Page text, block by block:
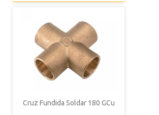
Cruz Fundida Soldar 180 GCu